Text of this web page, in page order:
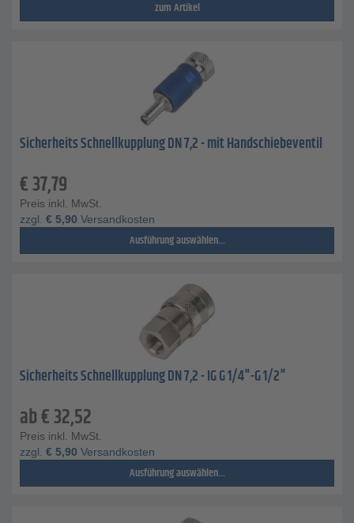
zum Artikel
Sicherheits Schnellkupplung DN 7,2 - mit Handschiebeventil
€37,79
Preis inkl. MwSt.
zzgl. € 5,90 Versandkosten
Ausführung auswählen...
Sicherheits Schnellkupplung DN 7,2 - IG G 1/4"-G 1/2"
ab€32,52
Preis inkl. MwSt.
zzgl. € 5,90 Versandkosten
Ausführung auswählen...